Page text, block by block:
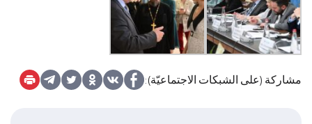
مشاركة (على الشبكات الاجتماعيّة):